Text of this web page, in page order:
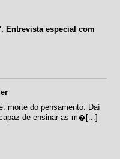
Entrevista especial com
morte do pensamento. Daí
de ensinar as m�[...]